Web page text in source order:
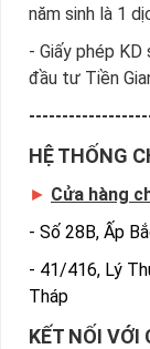
năm sinh là 1
- Giấy phép KD
đầu tư Tiền
HỆ THỐNG
► Cửa hàng
- Số 28B, Ấp
- 41/416, Lý
Tháp
KẾT NỐI VỚI